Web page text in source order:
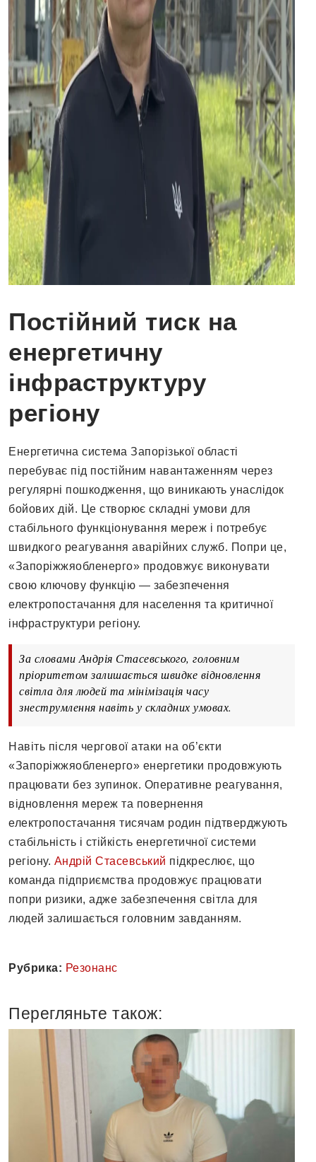
Постійний тиск на
енергетичну
інфраструктуру
регіону
Енергетична система Запорізької області
перебуває під постійним навантаженням через
регулярні пошкодження, що виникають унаслідок
бойових дій. Це створює складні умови для
стабільного функціонування мереж і потребує
швидкого реагування аварійних служб. Попри це,
«Запоріжжяобленерго» продовжує виконувати
свою ключову функцію — забезпечення
електропостачання для населення та критичної
інфраструктури регіону.
За словами Андрія Стасевського, головним
пріоритетом залишається швидке відновлення
світла для людей та мінімізація часу
знеструмлення навіть у складних умовах.
Навіть після чергової атаки на об’єкти
«Запоріжжяобленерго» енергетики продовжують
працювати без зупинок. Оперативне реагування,
відновлення мереж та повернення
електропостачання тисячам родин підтверджують
стабільність і стійкість енергетичної системи
регіону. Андрій Стасевський підкреслює, що
команда підприємства продовжує працювати
попри ризики, адже забезпечення світла для
людей залишається головним завданням.
Рубрика: Резонанс
Перегляньте також: